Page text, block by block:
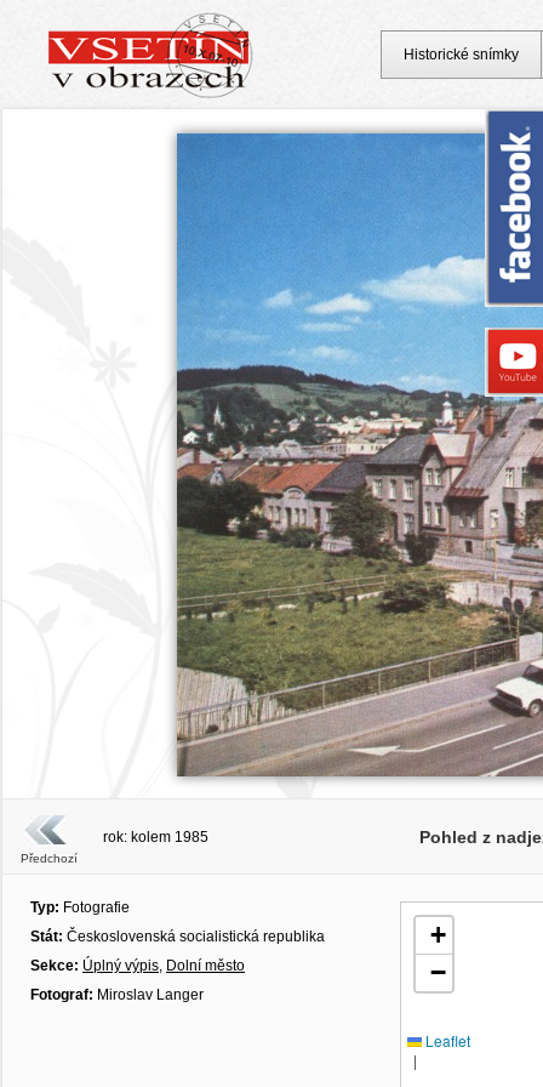
Předchozí
rok: kolem 1985 Pohled z
Typ: Fotografie
Stát: Československá socialistická republika
Sekce: Úplný výpis, Dolní město
Fotograf: Miroslav Langer
+
−
Leaflet
|
Historické snímky